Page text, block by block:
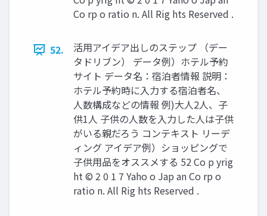
Co rp o ratio n. All Rig hts Reserved .
52.
活用アイデア出しのステップ （デー
タドリブン） データ例）ホテル予約
サイト データ名：宿泊者情報 説明：
ホテル予約時に入力する宿泊者名、
人数構成などの情報 例)大人2人、子
供1人 子供の人数を入力した人は子供
がいる親だろう コンテキスト リーデ
ィング アイデア例）ショッピングで
子供用品をオススメする 52 Co p yrig
ht © 2 0 1 7 Yaho o Jap an Co rp o
ratio n. All Rig hts Reserved .